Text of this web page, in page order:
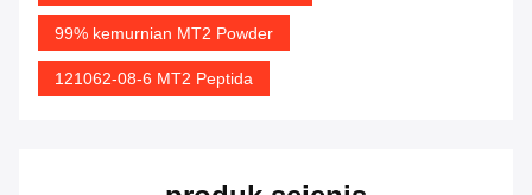
99% kemurnian MT2 Powder
121062-08-6 MT2 Peptida